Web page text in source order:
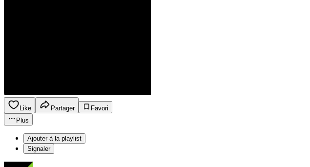
Like Partager
Favori
Plus
Ajouter à la playlist
Signaler